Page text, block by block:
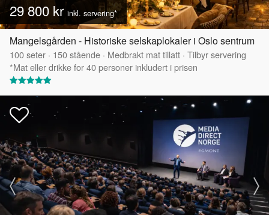
29 800 kr inkl. servering*
Mangelsgården - Historiske selskaplokaler i Oslo sentrum
100seter · 150stående · Medbrakt mat tillatt · Tilbyr servering
*Mat eller drikke for 40 personer inkludert i prisen